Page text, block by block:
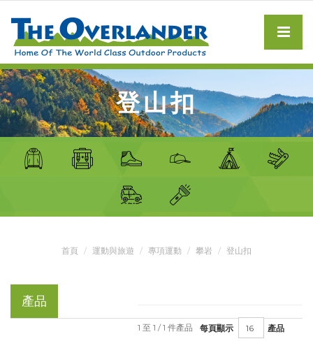
登山扣
首頁 運動與旅遊 專項運動 攀岩 登山扣
產品
每頁顯示 產品
1 至 1 / 1 件產品